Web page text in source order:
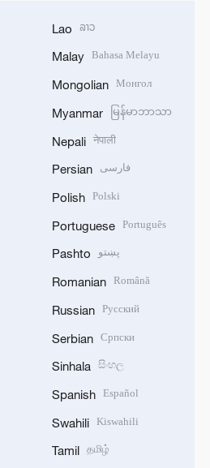
Lao ລາວ
Malay Bahasa Melayu
Mongolian Монгол
Myanmar မြန်မာဘာသာ
Nepali नेपाली
Persian فارسی
Polish Polski
Portuguese Português
Pashto پښتو
Romanian Română
Russian Русский
Serbian Српски
Sinhala සිංහල
Spanish Español
Swahili Kiswahili
Tamil தமிழ்